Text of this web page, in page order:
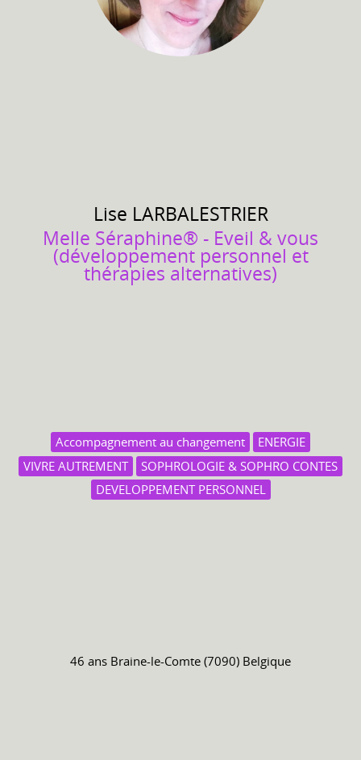
Lise LARBALESTRIER
Melle Séraphine® - Eveil & vous
(développement personnel et
thérapies alternatives)
Accompagnement au changement
ENERGIE
VIVRE AUTREMENT
SOPHROLOGIE & SOPHRO CONTES
DEVELOPPEMENT PERSONNEL
46 ans Braine-le-Comte (7090) Belgique